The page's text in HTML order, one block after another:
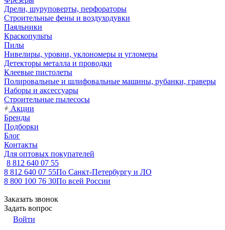
Дрели, шуруповерты, перфораторы
Строительные фены и воздуходувки
Паяльники
Краскопульты
Пилы
Нивелиры, уровни, уклономеры и угломеры
Детекторы металла и проводки
Клеевые пистолеты
Полировальные и шлифовальные машины, рубанки, граверы
Наборы и аксессуары
Строительные пылесосы
Акции
Бренды
Подборки
Блог
Контакты
Для оптовых покупателей
8 812 640 07 55
8 812 640 07 55По Санкт-Петербургу и ЛО
8 800 100 76 30По всей России
Заказать звонок
Задать вопрос
Войти